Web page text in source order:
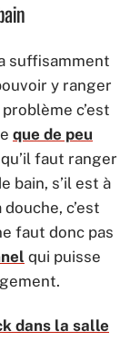
suffisamment
y ranger
c’est
que de peu
faut ranger
bain, s’il est à
c’est
faut donc pas
qui puisse
dans la salle